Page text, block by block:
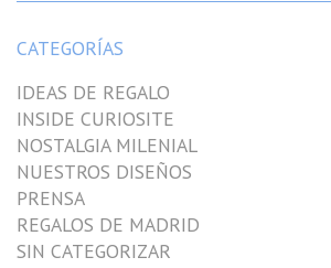
CATEGORÍAS
IDEAS DE REGALO
INSIDE CURIOSITE
NOSTALGIA MILENIAL
NUESTROS DISEÑOS
PRENSA
REGALOS DE MADRID
SIN CATEGORIZAR